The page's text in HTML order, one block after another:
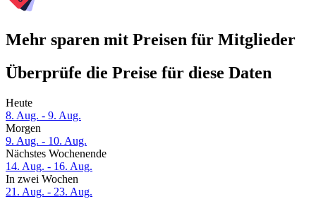
Mehr sparen mit Preisen für Mitglieder
Überprüfe die Preise für diese Daten
Heute
8. Aug. - 9. Aug.
Morgen
9. Aug. - 10. Aug.
Nächstes Wochenende
14. Aug. - 16. Aug.
In zwei Wochen
21. Aug. - 23. Aug.